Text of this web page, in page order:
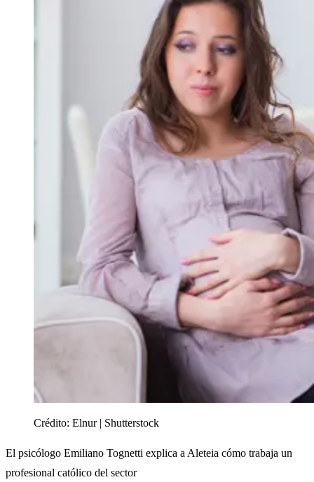
Crédito: Elnur | Shutterstock
El psicólogo Emiliano Tognetti explica a Aleteia cómo trabaja un
profesional católico del sector